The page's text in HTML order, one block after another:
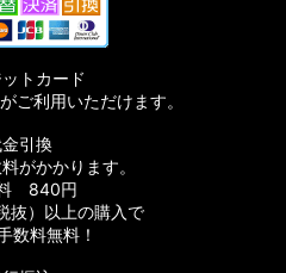
トカード
ご利用いただけます。
引換
がかかります。
840円
抜）以上の購入で
料無料！